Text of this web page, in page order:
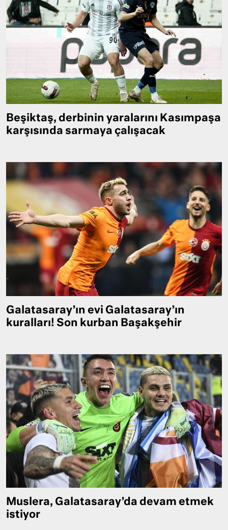
Beşiktaş, derbinin yaralarını Kasımpaşa
karşısında sarmaya çalışacak
Galatasaray’ın evi Galatasaray’ın
kuralları! Son kurban Başakşehir
Muslera, Galatasaray’da devam etmek
istiyor